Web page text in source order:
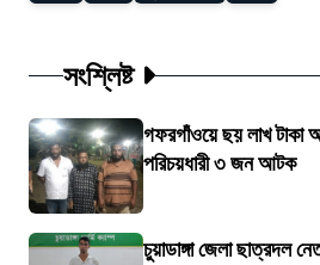
সংশ্লিষ্ট
গফরগাঁওয়ে ছয় লাখ টাকা
পরিচয়ধারী ৩ জন আটক
চুয়াডাঙ্গা জেলা ছাত্রদল